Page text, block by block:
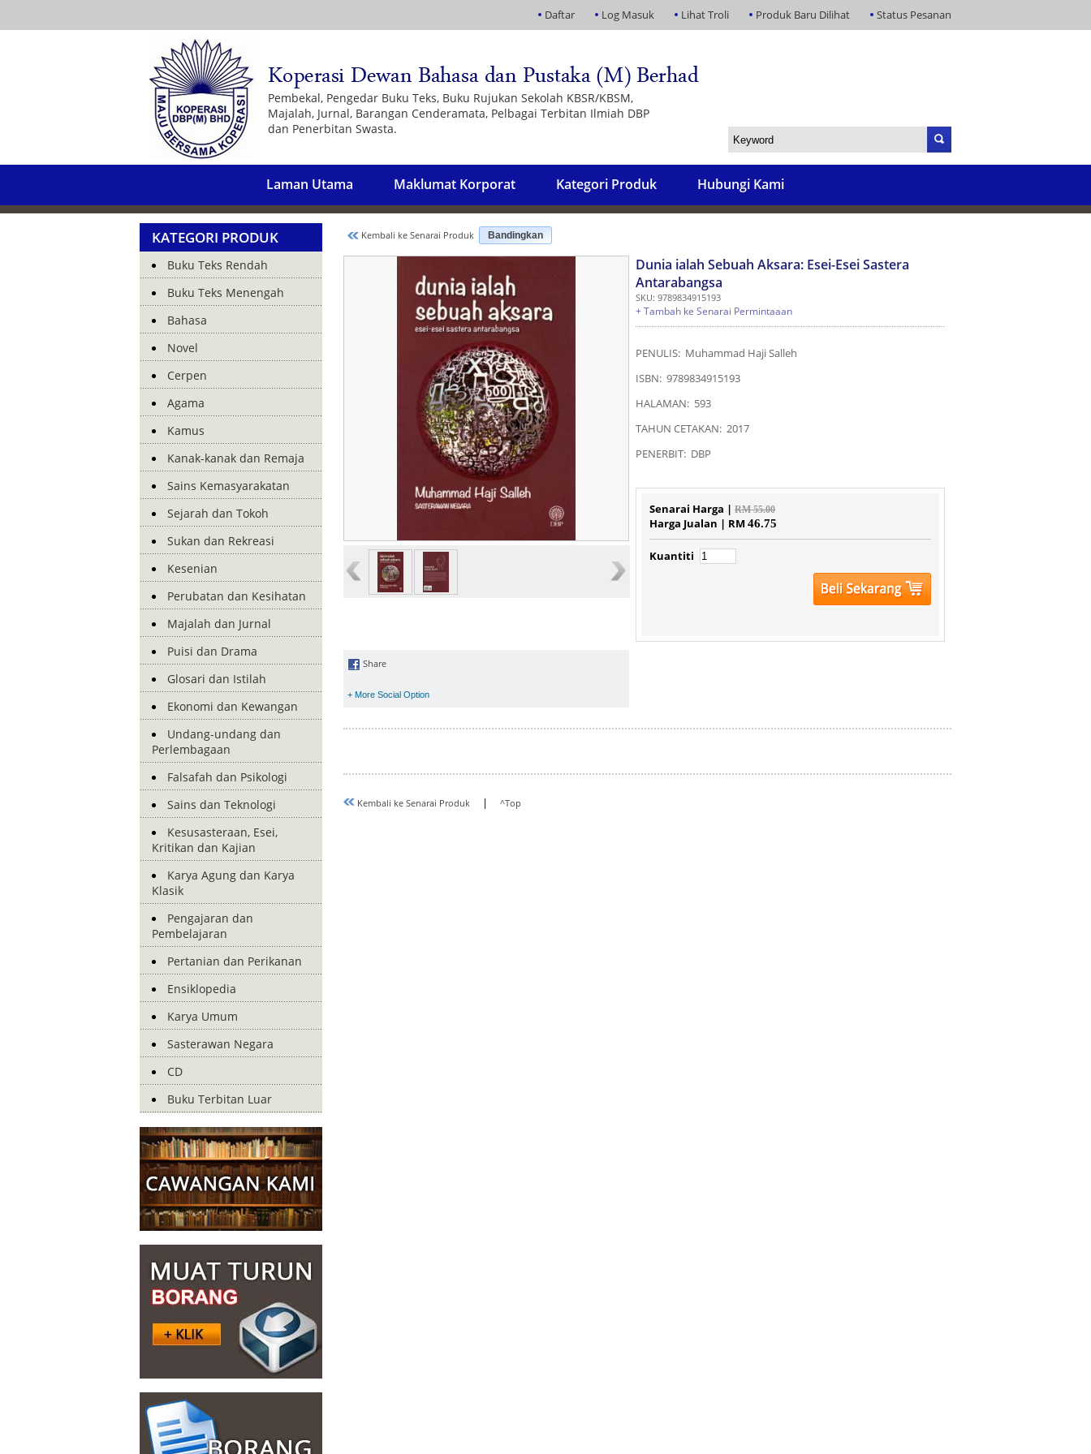
Daftar Log Masuk Lihat Troli Produk Baru Dilihat Status Pesanan
Pembekal, Pengedar Buku Teks, Buku Rujukan Sekolah KBSR/KBSM,
Majalah, Jurnal, Barangan Cenderamata, Pelbagai Terbitan Ilmiah DBP
dan Penerbitan Swasta.
Laman Utama Maklumat Korporat Kategori Produk Hubungi Kami
KATEGORI PRODUK
Buku Teks Rendah
Buku Teks Menengah
Bahasa
Novel
Cerpen
Agama
Kamus
Kanak-kanak dan Remaja
Sains Kemasyarakatan
Sejarah dan Tokoh
Sukan dan Rekreasi
Kesenian
Perubatan dan Kesihatan
Majalah dan Jurnal
Puisi dan Drama
Glosari dan Istilah
Ekonomi dan Kewangan
Undang-undang dan
Perlembagaan
Falsafah dan Psikologi
Sains dan Teknologi
Kesusasteraan, Esei,
Kritikan dan Kajian
Karya Agung dan Karya
Klasik
Pengajaran dan
Pembelajaran
Pertanian dan Perikanan
Ensiklopedia
Karya Umum
Sasterawan Negara
CD
Buku Terbitan Luar
Kembali ke Senarai Produk Bandingkan
Dunia ialah Sebuah Aksara: Esei-Esei Sastera
Antarabangsa
SKU: 9789834915193
+ Tambah ke Senarai Permintaaan
PENULIS: Muhammad Haji Salleh
ISBN: 9789834915193
HALAMAN: 593
TAHUN CETAKAN: 2017
PENERBIT: DBP
Senarai Harga | RM 55.00
Harga Jualan | RM 46.75
Kuantiti
Share
+ More Social Option
Kembali ke Senarai Produk | ^Top